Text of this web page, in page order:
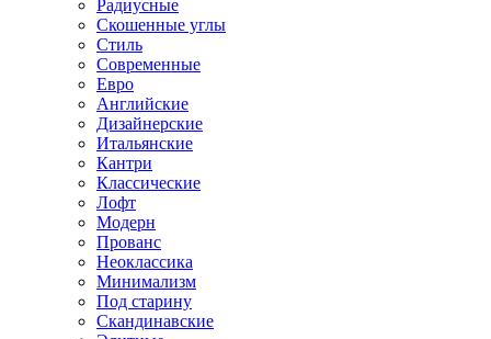
Радиусные
Скошенные углы
Стиль
Современные
Евро
Английские
Дизайнерские
Итальянские
Кантри
Классические
Лофт
Модерн
Прованс
Неоклассика
Минимализм
Под старину
Скандинавские